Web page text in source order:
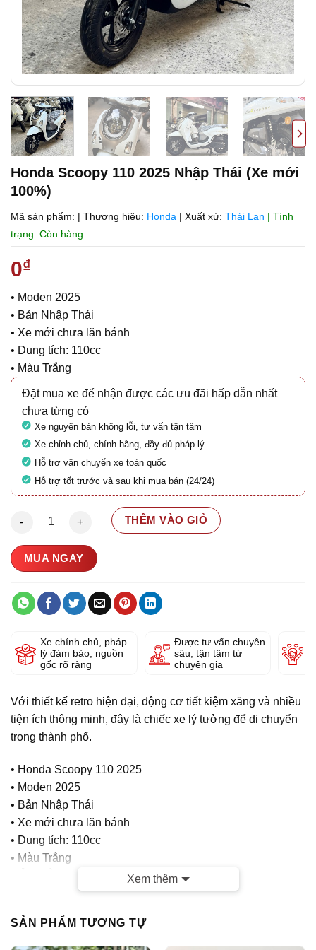
Honda Scoopy 110 2025 Nhập Thái (Xe mới
100%)
Mã sản phẩm: | Thương hiệu: Honda | Xuất xứ: Thái Lan | Tình
trạng: Còn hàng
0₫
• Moden 2025
• Bản Nhập Thái
• Xe mới chưa lăn bánh
• Dung tích: 110cc
• Màu Trắng
Đặt mua xe để nhận được các ưu đãi hấp dẫn nhất
chưa từng có
Xe nguyên bản không lỗi, tư vấn tận tâm
Xe chỉnh chủ, chính hãng, đầy đủ pháp lý
Hỗ trợ vận chuyển xe toàn quốc
Hỗ trợ tốt trước và sau khi mua bán (24/24)
Honda Scoopy 110 2025 Nhập Thái (Xe mới 100%) số lượng
THÊM VÀO GIỎ
MUA NGAY
Xe chính chủ, pháp
lý đảm bảo, nguồn
gốc rõ ràng
Được tư vấn chuyên
sâu, tận tâm từ
chuyên gia
Với thiết kế retro hiện đại, động cơ tiết kiệm xăng và nhiều
tiện ích thông minh, đây là chiếc xe lý tưởng để di chuyển
trong thành phố.
• Honda Scoopy 110 2025
• Moden 2025
• Bản Nhập Thái
• Xe mới chưa lăn bánh
• Dung tích: 110cc
• Màu Trắng
CỬA HÀNG TUẤN VIỆT MOTOR CAM KẾT :
Xem thêm
SẢN PHẨM TƯƠNG TỰ